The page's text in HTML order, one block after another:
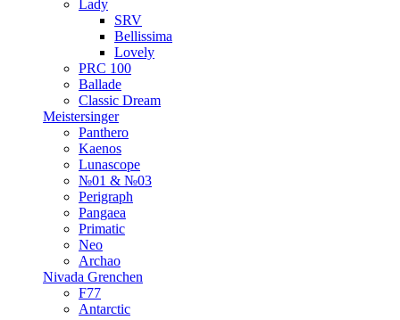
Lady
SRV
Bellissima
Lovely
PRC 100
Ballade
Classic Dream
Meistersinger
Panthero
Kaenos
Lunascope
№01 & №03
Perigraph
Pangaea
Primatic
Neo
Archao
Nivada Grenchen
F77
Antarctic